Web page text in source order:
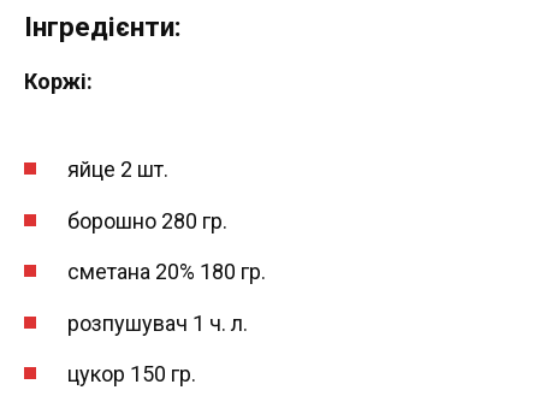
Інгредієнти:
Коржі:
яйце 2 шт.
борошно 280 гр.
сметана 20% 180 гр.
розпушувач 1 ч. л.
цукор 150 гр.